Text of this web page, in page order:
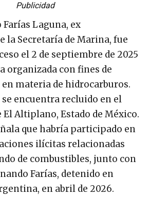
Publicidad
Laguna, ex
la Secretaría de Marina, fue
el 2 de septiembre de 2025
organizada con fines de
materia de hidrocarburos.
se encuentra recluido en el
El Altiplano, Estado de México.
que habría participado en
ilícitas relacionadas
de combustibles, junto con
Farías, detenido en
en abril de 2026.